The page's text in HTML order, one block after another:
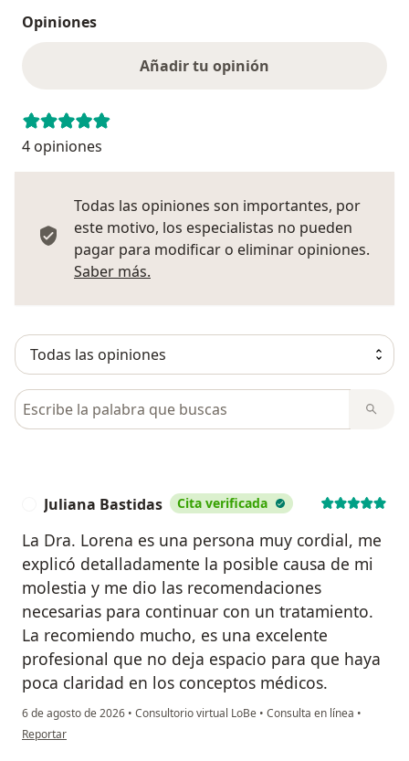
Opiniones
Añadir tu opinión
4 opiniones
Todas las opiniones son importantes, por
este motivo, los especialistas no pueden
pagar para modificar o eliminar opiniones.
Saber más.
Busca en opiniones
Juliana Bastidas Cita verificada
La Dra. Lorena es una persona muy cordial, me
explicó detalladamente la posible causa de mi
molestia y me dio las recomendaciones
necesarias para continuar con un tratamiento.
La recomiendo mucho, es una excelente
profesional que no deja espacio para que haya
poca claridad en los conceptos médicos.
6 de agosto de 2026 • Consultorio virtual LoBe • Consulta en línea •
en opinión del usuario Juliana Bastidas
Reportar